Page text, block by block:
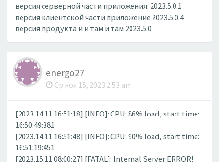
версия серверной части приложения: 2023.5.0.1
версия клиентской части приложение 2023.5.0.4
версия продукта и и там и там 2023.5.0
energo27
Ср ноя 15, 2023 2:53 am
[2023.14.11 16:51:18] [INFO]: CPU: 86% load, start time:
16:50:49:381
[2023.14.11 16:51:48] [INFO]: CPU: 90% load, start time:
16:51:19:451
[2023.15.11 08:00:27] [FATAL]: Internal Server ERROR!